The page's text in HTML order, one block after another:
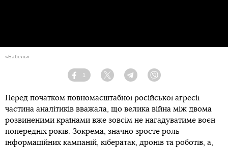
«Бабель»
Facebook
1
Twitter TelegramViber
Перед початком повномасштабної російської агресії
частина аналітиків вважала, що велика війна між двома
розвиненими країнами вже зовсім не нагадуватиме воєн
попередніх років. Зокрема, значно зросте роль
інформаційних кампаній, кібератак, дронів та роботів, а,